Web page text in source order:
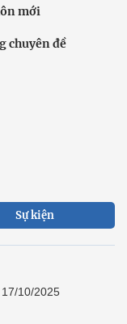
mới
chuyên đề
Sự kiện
10/2025